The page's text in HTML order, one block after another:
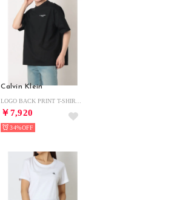
Calvin Klein
￥7,920
34%